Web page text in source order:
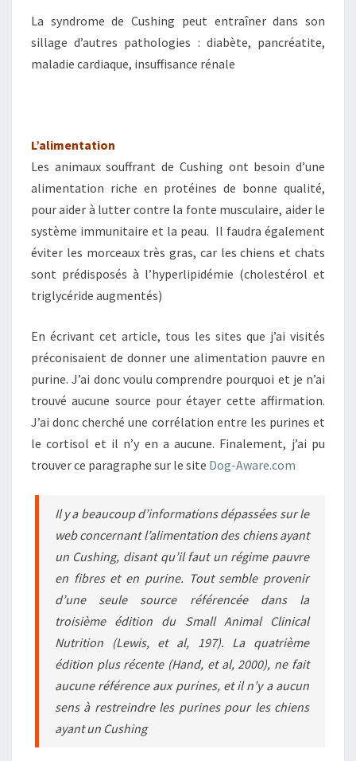
La syndrome de Cushing peut entraîner dans son
sillage d’autres pathologies : diabète, pancréatite,
maladie cardiaque, insuffisance rénale
L’alimentation
Les animaux souffrant de Cushing ont besoin d’une
alimentation riche en protéines de bonne qualité,
pour aider à lutter contre la fonte musculaire, aider le
système immunitaire et la peau. Il faudra également
éviter les morceaux très gras, car les chiens et chats
sont prédisposés à l’hyperlipidémie (cholestérol et
triglycéride augmentés)
En écrivant cet article, tous les sites que j’ai visités
préconisaient de donner une alimentation pauvre en
purine. J’ai donc voulu comprendre pourquoi et je n’ai
trouvé aucune source pour étayer cette affirmation.
J’ai donc cherché une corrélation entre les purines et
le cortisol et il n’y en a aucune. Finalement, j’ai pu
trouver ce paragraphe sur le site Dog-Aware.com
Il y a beaucoup d’informations dépassées sur le
web concernant l’alimentation des chiens ayant
un Cushing, disant qu’il faut un régime pauvre
en fibres et en purine. Tout semble provenir
d’une seule source référencée dans la
troisième édition du Small Animal Clinical
Nutrition
(Lewis, et al, 197). La quatrième
édition plus récente (Hand, et al, 2000), ne fait
aucune référence aux purines, et il n’y a aucun
sens à restreindre les purines pour les chiens
ayant un Cushing